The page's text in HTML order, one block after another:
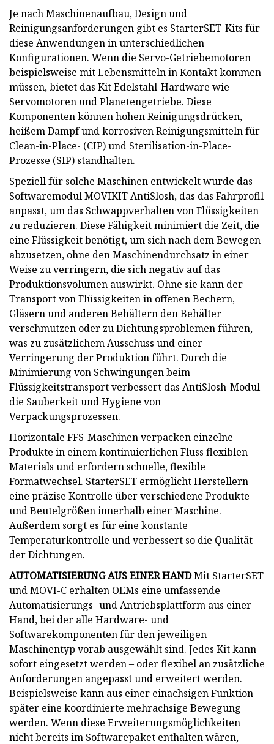
Je nach Maschinenaufbau, Design und
Reinigungsanforderungen gibt es StarterSET-Kits für
diese Anwendungen in unterschiedlichen
Konfigurationen. Wenn die Servo-Getriebemotoren
beispielsweise mit Lebensmitteln in Kontakt kommen
müssen, bietet das Kit Edelstahl-Hardware wie
Servomotoren und Planetengetriebe. Diese
Komponenten können hohen Reinigungsdrücken,
heißem Dampf und korrosiven Reinigungsmitteln für
Clean-in-Place- (CIP) und Sterilisation-in-Place-
Prozesse (SIP) standhalten.
Speziell für solche Maschinen entwickelt wurde das
Softwaremodul MOVIKIT AntiSlosh, das das Fahrprofil
anpasst, um das Schwappverhalten von Flüssigkeiten
zu reduzieren. Diese Fähigkeit minimiert die Zeit, die
eine Flüssigkeit benötigt, um sich nach dem Bewegen
abzusetzen, ohne den Maschinendurchsatz in einer
Weise zu verringern, die sich negativ auf das
Produktionsvolumen auswirkt. Ohne sie kann der
Transport von Flüssigkeiten in offenen Bechern,
Gläsern und anderen Behältern den Behälter
verschmutzen oder zu Dichtungsproblemen führen,
was zu zusätzlichem Ausschuss und einer
Verringerung der Produktion führt. Durch die
Minimierung von Schwingungen beim
Flüssigkeitstransport verbessert das AntiSlosh-Modul
die Sauberkeit und Hygiene von
Verpackungsprozessen.
Horizontale FFS-Maschinen verpacken einzelne
Produkte in einem kontinuierlichen Fluss flexiblen
Materials und erfordern schnelle, flexible
Formatwechsel. StarterSET ermöglicht Herstellern
eine präzise Kontrolle über verschiedene Produkte
und Beutelgrößen innerhalb einer Maschine.
Außerdem sorgt es für eine konstante
Temperaturkontrolle und verbessert so die Qualität
der Dichtungen.
AUTOMATISIERUNG AUS EINER HANDMit StarterSET
und MOVI-C erhalten OEMs eine umfassende
Automatisierungs- und Antriebsplattform aus einer
Hand, bei der alle Hardware- und
Softwarekomponenten für den jeweiligen
Maschinentyp vorab ausgewählt sind. Jedes Kit kann
sofort eingesetzt werden – oder flexibel an zusätzliche
Anforderungen angepasst und erweitert werden.
Beispielsweise kann aus einer einachsigen Funktion
später eine koordinierte mehrachsige Bewegung
werden. Wenn diese Erweiterungsmöglichkeiten
nicht bereits im Softwarepaket enthalten wären,